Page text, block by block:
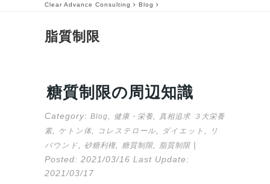
Clear Advance Consulting Blog
脂質制限
糖質制限の周辺知識
Category: Blog 健康・栄養 真相追求 ３大栄養
素
ケトン体 コレステロール ダイエット
リ
バウンド
砂糖利権, 糖質制限 脂質制限 |
Posted: 2021/03/16 Last Update:
2021/03/17